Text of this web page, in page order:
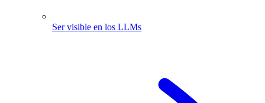
Ser visible en los LLMs